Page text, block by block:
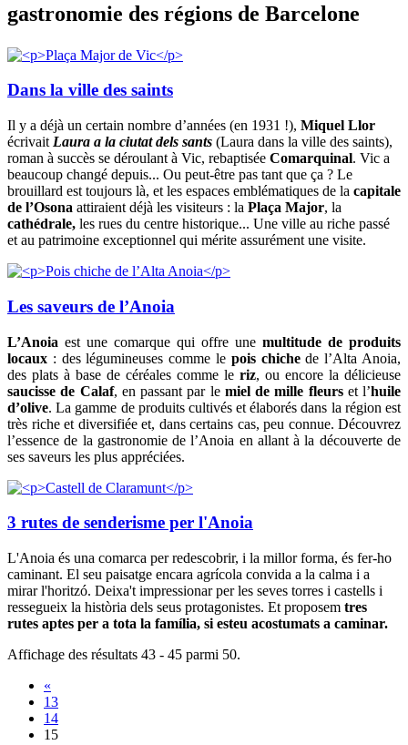
gastronomie des régions de Barcelone
Dans la ville des saints
Il y a déjà un certain nombre d’années (en 1931 !), Miquel Llor
écrivait Laura a la ciutat dels sants (Laura dans la ville des saints),
roman à succès se déroulant à Vic, rebaptisée Comarquinal. Vic a
beaucoup changé depuis... Ou peut-être pas tant que ça ? Le
brouillard est toujours là, et les espaces emblématiques de la capitale
de l’Osona attiraient déjà les visiteurs : la Plaça Major, la
cathédrale, les rues du centre historique... Une ville au riche passé
et au patrimoine exceptionnel qui mérite assurément une visite.
Les saveurs de l’Anoia
L’Anoia est une comarque qui offre une multitude de produits
locaux : des légumineuses comme le pois chichede l’Alta Anoia,
des plats à base de céréales comme le riz, ou encore la délicieuse
saucisse de Calaf, en passant par le miel de mille fleurset l’huile
d’olive. La gamme de produits cultivés et élaborés dans la région est
très riche et diversifiée et, dans certains cas, peu connue. Découvrez
l’essence de la gastronomie de l’Anoia en allant à la découverte de
ses saveurs les plus appréciées.
3 rutes de senderisme per l'Anoia
L'Anoia és una comarca per redescobrir, i la millor forma, és fer-ho
caminant. El seu paisatge encara agrícola convida a la calma i a
mirar l'horitzó. Deixa't impressionar per les seves torres i castells i
ressegueix la història dels seus protagonistes. Et proposem tres
rutes aptes per a tota la família, si esteu acostumats a caminar.
Affichage des résultats 43 - 45 parmi 50.
«
13
14
15